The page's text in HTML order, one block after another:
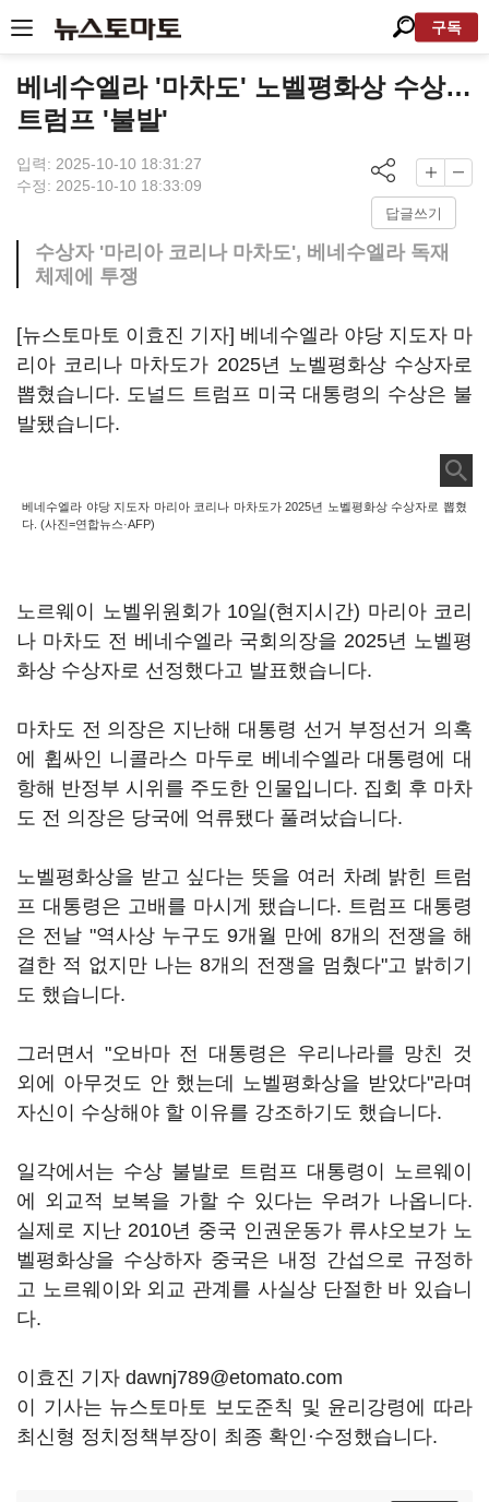
구독
베네수엘라 '마차도' 노벨평화상 수상…
트럼프 '불발'
입력: 2025-10-10 18:31:27
수정: 2025-10-10 18:33:09
답글쓰기
수상자 '마리아 코리나 마차도', 베네수엘라 독재
체제에 투쟁
[뉴스토마토 이효진 기자] 베네수엘라 야당 지도자 마
리아 코리나 마차도가 2025년 노벨평화상 수상자로
뽑혔습니다. 도널드 트럼프 미국 대통령의 수상은 불
발됐습니다.
베네수엘라 야당 지도자 마리아 코리나 마차도가 2025년 노벨평화상 수상자로 뽑혔
다. (사진=연합뉴스·AFP)
노르웨이 노벨위원회가 10일(현지시간) 마리아 코리
나 마차도 전 베네수엘라 국회의장을 2025년 노벨평
화상 수상자로 선정했다고 발표했습니다.
마차도 전 의장은 지난해 대통령 선거 부정선거 의혹
에 휩싸인 니콜라스 마두로 베네수엘라 대통령에 대
항해 반정부 시위를 주도한 인물입니다. 집회 후 마차
도 전 의장은 당국에 억류됐다 풀려났습니다.
노벨평화상을 받고 싶다는 뜻을 여러 차례 밝힌 트럼
프 대통령은 고배를 마시게 됐습니다. 트럼프 대통령
은 전날 "역사상 누구도 9개월 만에 8개의 전쟁을 해
결한 적 없지만 나는 8개의 전쟁을 멈췄다"고 밝히기
도 했습니다.
그러면서 "오바마 전 대통령은 우리나라를 망친 것
외에 아무것도 안 했는데 노벨평화상을 받았다"라며
자신이 수상해야 할 이유를 강조하기도 했습니다.
일각에서는 수상 불발로 트럼프 대통령이 노르웨이
에 외교적 보복을 가할 수 있다는 우려가 나옵니다.
실제로 지난 2010년 중국 인권운동가 류샤오보가 노
벨평화상을 수상하자 중국은 내정 간섭으로 규정하
고 노르웨이와 외교 관계를 사실상 단절한 바 있습니
다.
이효진 기자 dawnj789@etomato.com
이 기사는 뉴스토마토 보도준칙 및 윤리강령에 따라
최신형 정치정책부장이 최종 확인·수정했습니다.